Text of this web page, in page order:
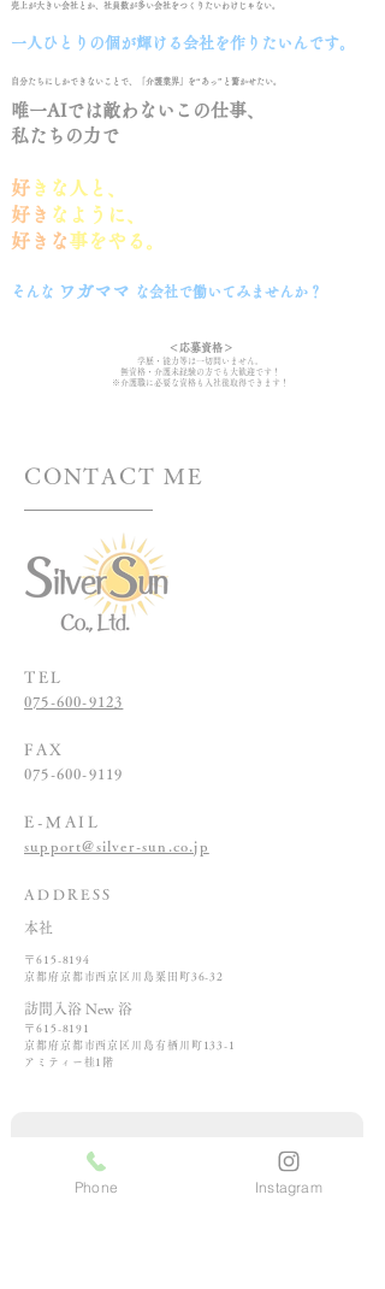
売上が大きい会社とか、社員数が多い会社をつくりたいわけじゃない。
一人ひとりの個が輝ける会社を作りたいんです。​
自分たちにしかできないことで、「介護業界」を“あっ”と驚かせたい。
唯一AIでは敵わないこの仕事、
私たちの力で
好 きな人と、
好き なように、
好きな事をやる。
そんな ワガママ な会社で働いてみませんか？
＜応募資格＞
学歴・能力等は一切問いません。
無資格・介護未経験の方でも大歓迎です！
※介護職に必要な資格も入社後取得できます！
CONTACT ME
TEL
075-600-9123
FAX
075-600-9119
E-MAIL
support@silver-sun.co.jp
ADDRESS
本社
〒615-8194
京都府京都市西京区川島粟田町36-32
訪問入浴 New 浴
〒615-8191
京都府京都市西京区川島有栖川町133-1
​アミティー桂1階
Phone Instagram